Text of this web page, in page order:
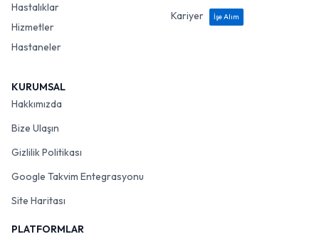
Hastalıklar
Hizmetler
Hastaneler
Kariyer
İşe Alım
KURUMSAL
Hakkımızda
Bize Ulaşın
Gizlilik Politikası
Google Takvim Entegrasyonu
Site Haritası
PLATFORMLAR